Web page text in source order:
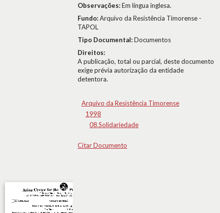
Observações:Em língua inglesa.
Fundo:Arquivo da Resistência Timorense -
TAPOL
Tipo Documental:Documentos
Direitos:
A publicação, total ou parcial, deste documento
exige prévia autorização da entidade
detentora.
Arquivo da Resistência Timorense
1998
08.Solidariedade
Citar Documento